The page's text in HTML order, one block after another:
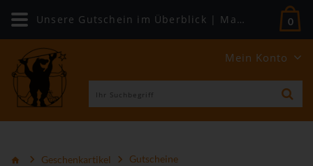
Mein Konto
0
Geschenkartikel Gutscheine
Unsere Gutschein im Überblick | Mabuse-Buchversand